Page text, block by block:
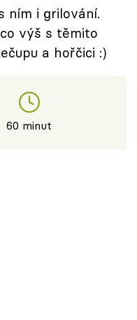
ním i grilování.
výš s těmito
a hořčici :)
60 minut